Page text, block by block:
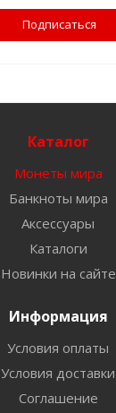
Подписаться
Каталог
Монеты мира
Банкноты мира
Аксессуары
Каталоги
Новинки на сайте
Информация
Условия оплаты
Условия доставки
Соглашение